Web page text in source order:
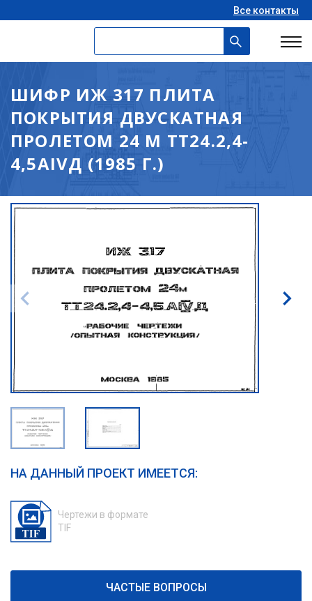
Все контакты
ШИФР ИЖ 317 ПЛИТА
ПОКРЫТИЯ ДВУСКАТНАЯ
ПРОЛЕТОМ 24 М ТТ24.2,4-
4,5АIVД (1985 Г.)
НА ДАННЫЙ ПРОЕКТ ИМЕЕТСЯ:
Чертежи в формате
TIF
ЧАСТЫЕ ВОПРОСЫ